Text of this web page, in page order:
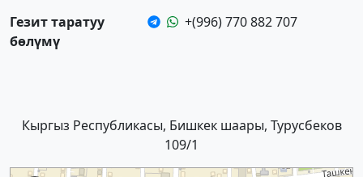
Гезит таратуу
бөлүмү
+(996) 770 882 707
Кыргыз Республикасы, Бишкек шаары, Турусбеков
109/1